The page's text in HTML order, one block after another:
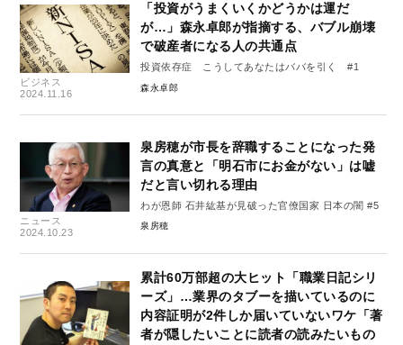
ビジネス
2024.11.16
「投資がうまくいくかどうかは運だ
が…」森永卓郎が指摘する、バブル崩壊
で破産者になる人の共通点
投資依存症 こうしてあなたはババを引く #1
森永卓郎
ニュース
2024.10.23
泉房穂が市長を辞職することになった発
言の真意と「明石市にお金がない」は嘘
だと言い切れる理由
わが恩師 石井紘基が見破った官僚国家 日本の闇 #5
泉房穂
累計60万部超の大ヒット「職業日記シリ
ーズ」…業界のタブーを描いているのに
内容証明が2件しか届いていないワケ「著
者が隠したいことに読者の読みたいもの